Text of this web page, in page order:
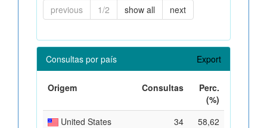
previous 1/2 show all next
Consultas por país Export
Origem Consultas
Perc.
(%)
United States
34
58,62